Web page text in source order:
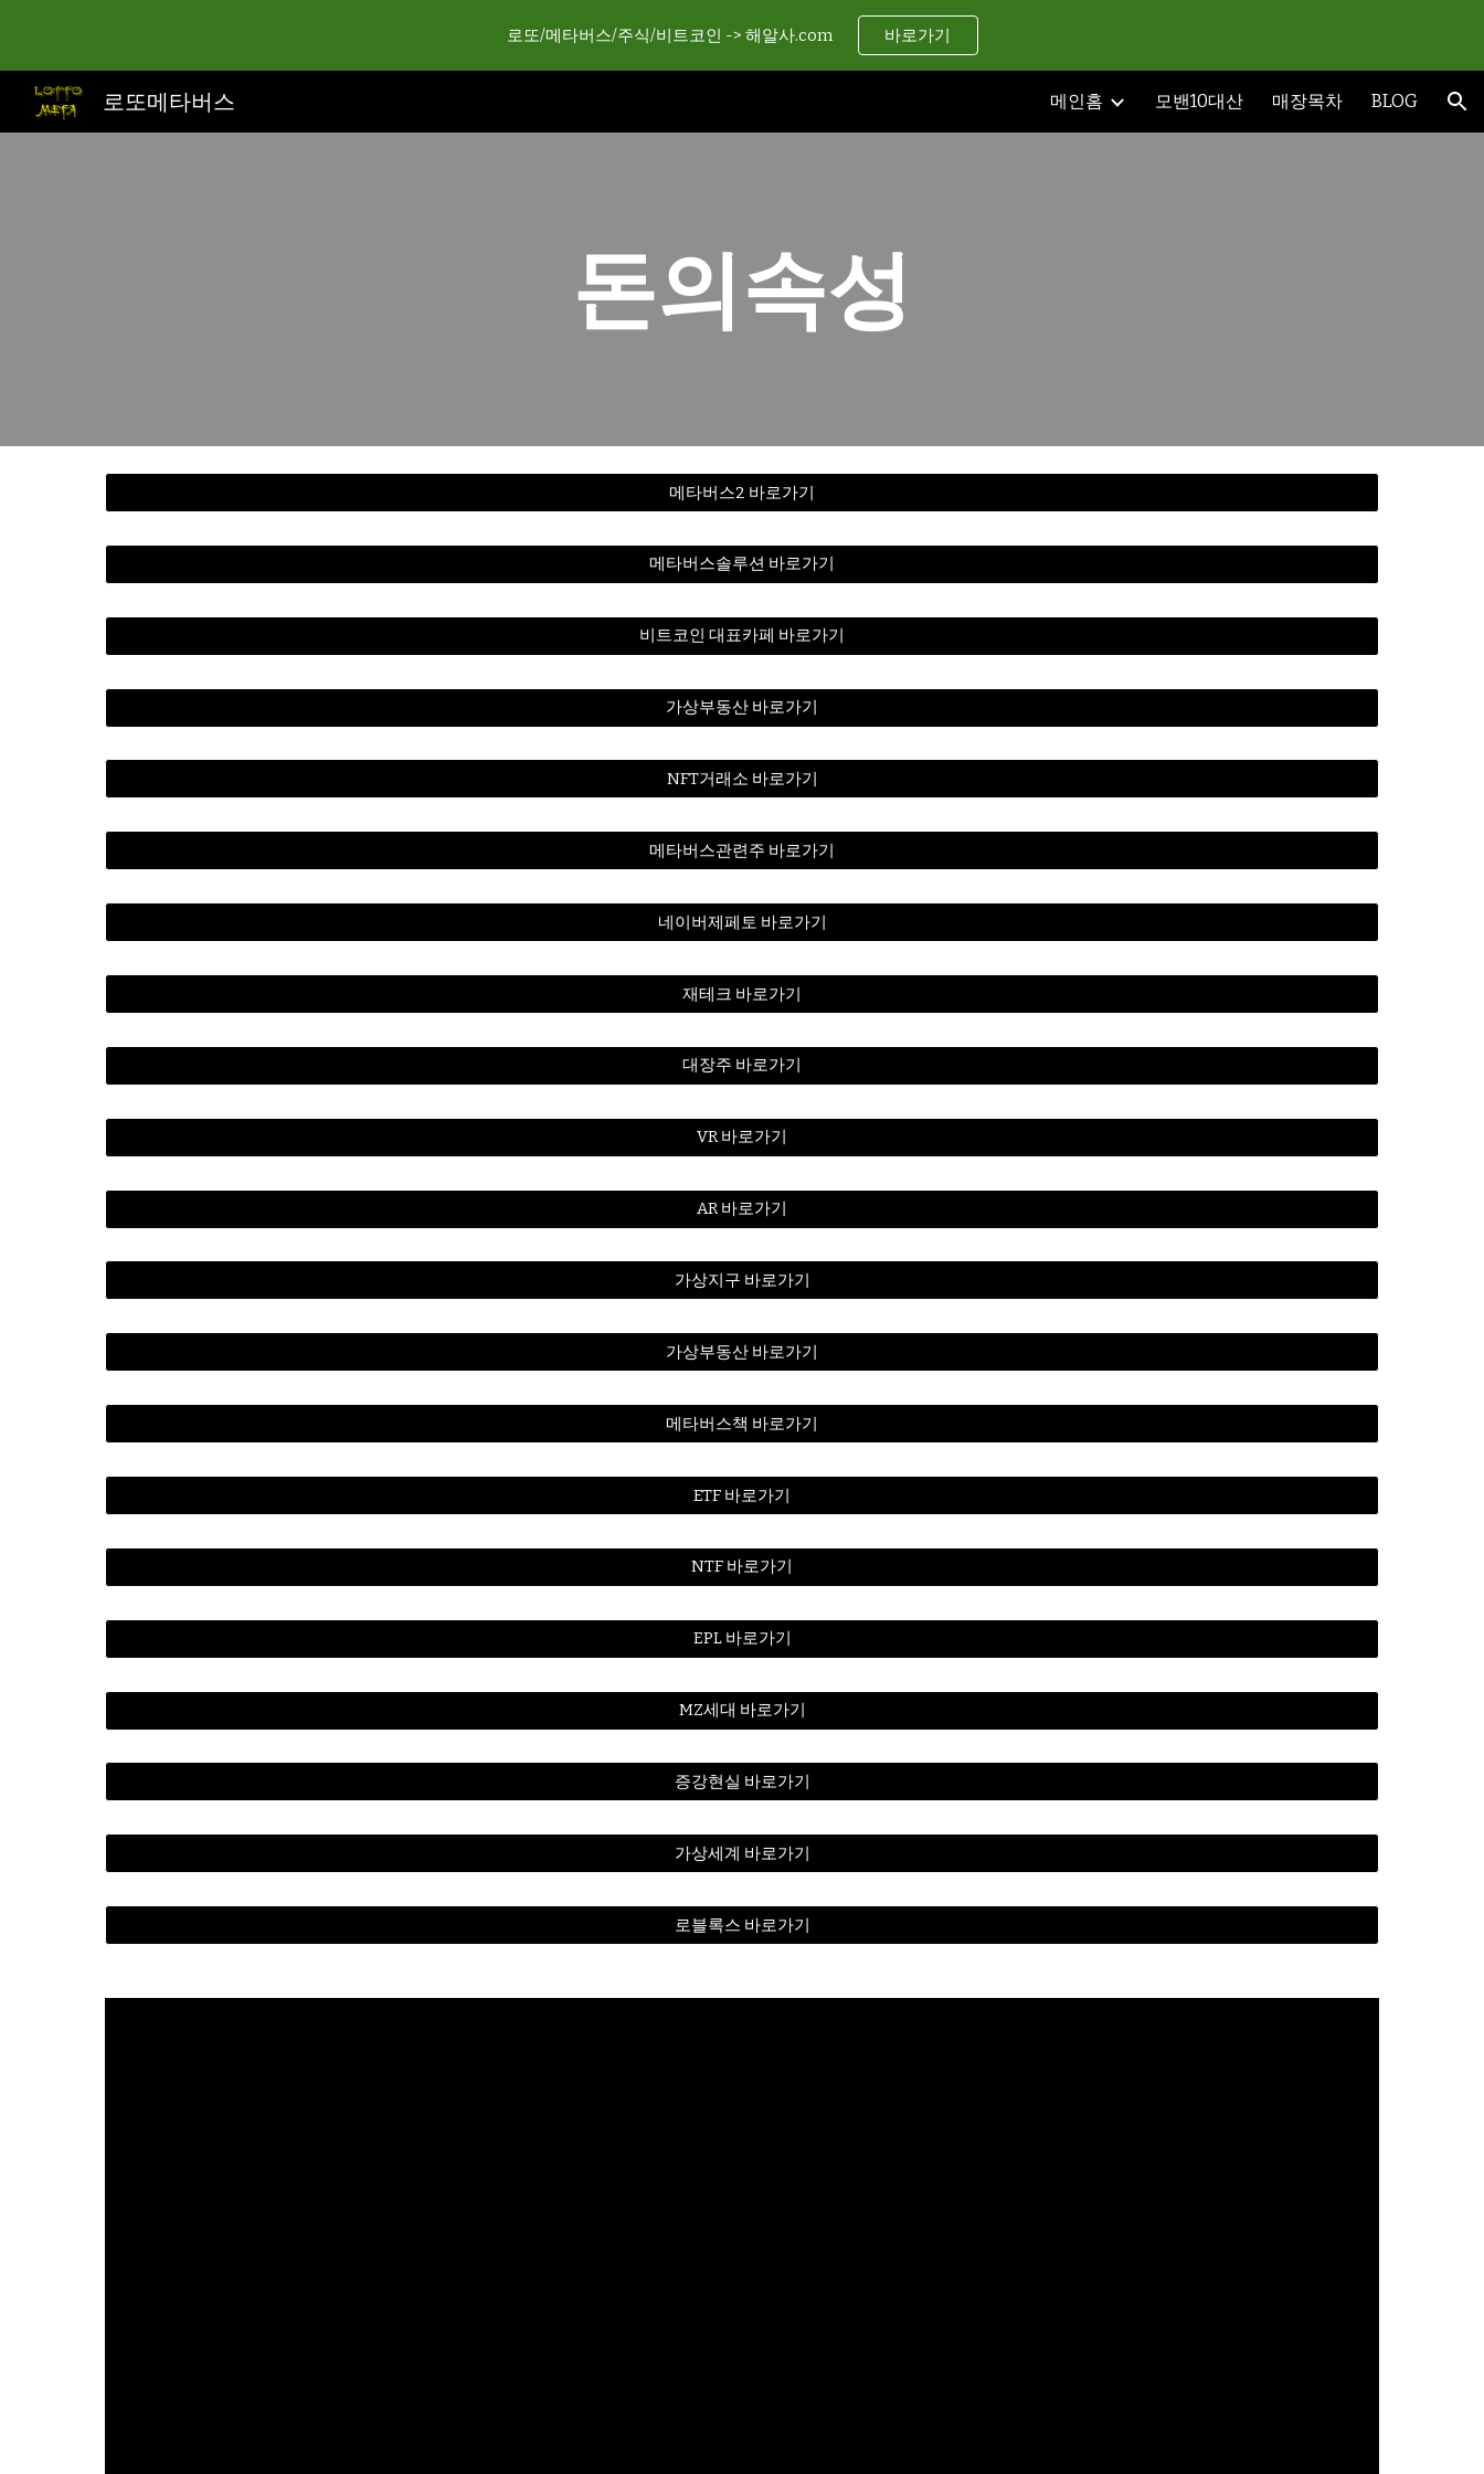
Skip to main content Skip to navigation
로또/메타버스/주식/비트코인 -> 해알사.com 바로가기
로또메타버스 메인홈 모밴10대산 매장목차 BLOG
돈의속성
메타버스2 바로가기
메타버스솔루션 바로가기
비트코인 대표카페 바로가기
가상부동산 바로가기
NFT거래소 바로가기
메타버스관련주 바로가기
네이버제페토 바로가기
재테크 바로가기
대장주 바로가기
VR 바로가기
AR 바로가기
가상지구 바로가기
가상부동산 바로가기
메타버스책 바로가기
ETF 바로가기
NTF 바로가기
EPL 바로가기
MZ세대 바로가기
증강현실 바로가기
가상세계 바로가기
로블록스 바로가기